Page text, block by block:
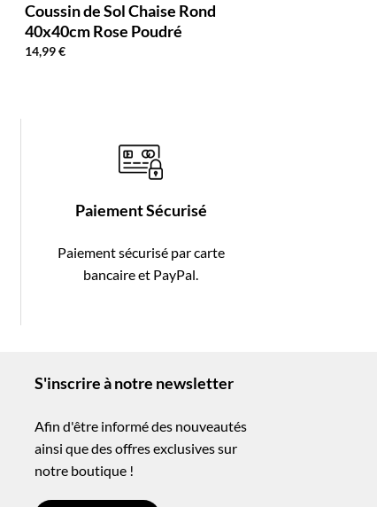
Coussin de Sol Chaise Rond
40x40cm Rose Poudré
14,99€
Paiement Sécurisé
Paiement sécurisé par carte
bancaire et PayPal.
S'inscrire à notre newsletter
Afin d'être informé des nouveautés
ainsi que des offres exclusives sur
notre boutique !